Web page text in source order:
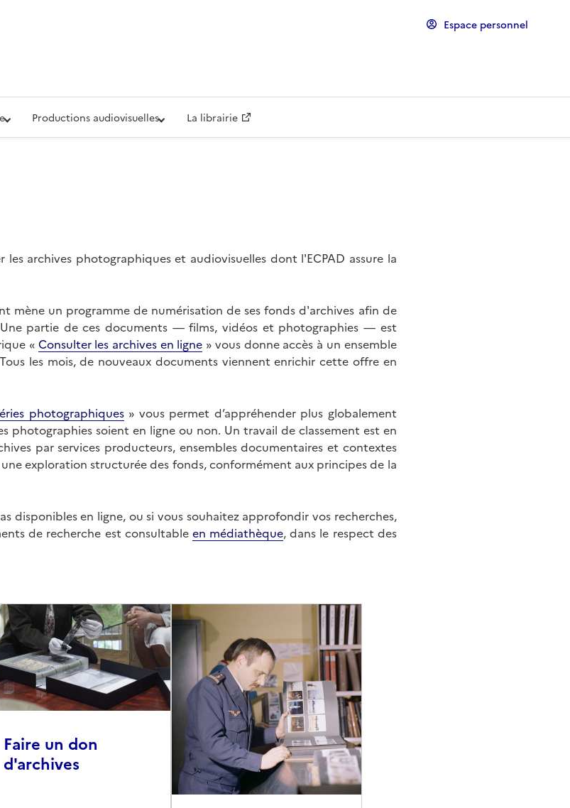
Défense (ECPAD) Espace personnel
Productions audiovisuelles La librairie
archives photographiques et audiovisuelles dont l'ECPAD assure la
mène un programme de numérisation de ses fonds d'archives afin de
partie de ces documents — films, vidéos et photographies — est
« Consulter les archives en ligne » vous donne accès à un ensemble
les mois, de nouveaux documents viennent enrichir cette offre en
photographiques» vous permet d’appréhender plus globalement
photographies soient en ligne ou non. Un travail de classement est en
par services producteurs, ensembles documentaires et contextes
exploration structurée des fonds, conformément aux principes de la
disponibles en ligne, ou si vous souhaitez approfondir vos recherches,
de recherche est consultable en médiathèque, dans le respect des
Faire un don
d'archives